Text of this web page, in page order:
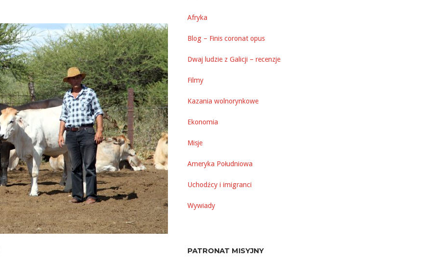
Afryka
Blog – Finis coronat opus
Dwaj ludzie z Galicji – recenzje
Filmy
Kazania wolnorynkowe
Ekonomia
Misje
Ameryka Południowa
Uchodźcy i imigranci
Wywiady
PATRONAT MISYJNY